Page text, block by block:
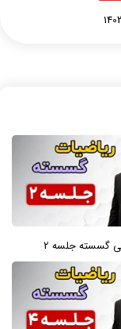
گسسته جلسه 2